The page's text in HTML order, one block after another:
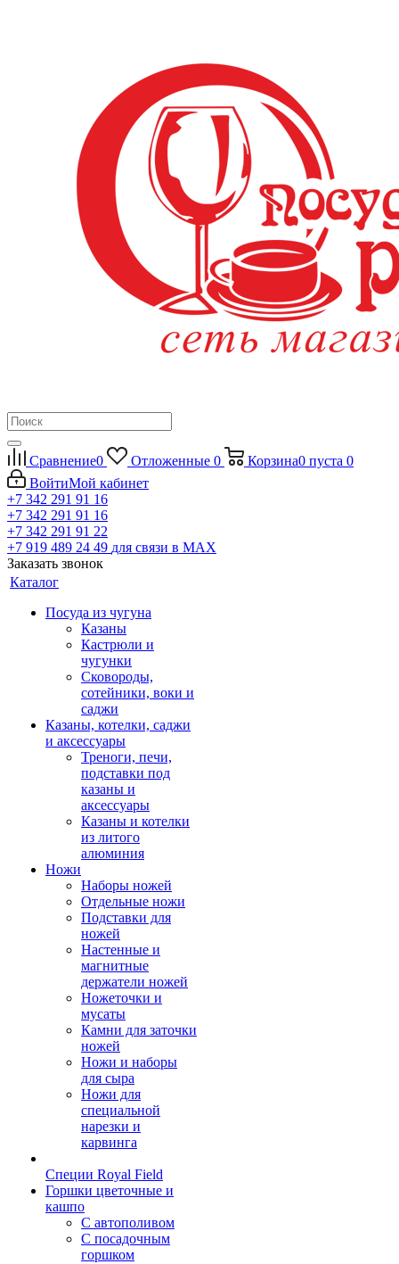
Сравнение0 Отложенные 0 Корзина0 пуста 0
ВойтиМой кабинет
+7 342 291 91 16
+7 342 291 91 16
+7 342 291 91 22
+7 919 489 24 49 для связи в МАХ
Заказать звонок
Каталог
Посуда из чугуна
Казаны
Кастрюли и
чугунки
Сковороды,
сотейники, воки и
саджи
Казаны, котелки, саджи
и аксессуары
Треноги, печи,
подставки под
казаны и
аксессуары
Казаны и котелки
из литого
алюминия
Ножи
Наборы ножей
Отдельные ножи
Подставки для
ножей
Настенные и
магнитные
держатели ножей
Ножеточки и
мусаты
Камни для заточки
ножей
Ножи и наборы
для сыра
Ножи для
специальной
нарезки и
карвинга
Специи Royal Field
Горшки цветочные и
кашпо
С автополивом
С посадочным
горшком